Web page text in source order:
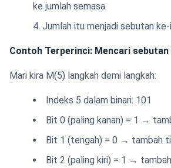
ke jumlah semasa
Jumlah itu menjadi sebutan ke-i
Contoh Terperinci: Mencari
Mari kira M(5) langkah demi langkah:
Indeks 5 dalam binari: 101
Bit 0 (paling kanan) = 1 →
Bit 1 (tengah) = 0 → tambah
Bit 2 (paling kiri) = 1 →